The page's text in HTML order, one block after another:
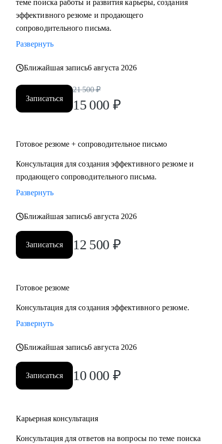
требований рынка.
• Подготовить резюме и сопроводительное письмо под
конкретную цель.
включая оценочные процедуры.
• Отработать самопрезентацию, сложные вопросы и
переговорную позицию.
коммерческим сектором: адаптировать позиционирование
Кому могу помочь
Руководителям и экспертам из отраслей и
• Промышленность и производство
• Нефтегаз и энергетика
• Строительство и девелопмент
• Товары повседневного спроса (FMCG) и дистрибуция
• Управление персоналом
• Юриспруденция и правовое сопровождение бизнеса
и принять собственное, выверенное решение.
теме поиска работы и развития карьеры, создания
эффективного резюме и продающего
сопроводительного письма.
Развернуть
Ближайшая запись6 августа 2026
Записаться
21 500 ₽
15 000 ₽
Готовое резюме + сопроводительное письмо
Консультация для создания эффективного резюме и
продающего сопроводительного письма.
Развернуть
Ближайшая запись6 августа 2026
Записаться 12 500 ₽
Готовое резюме
Консультация для создания эффективного резюме.
Развернуть
Ближайшая запись6 августа 2026
Записаться 10 000 ₽
Карьерная консультация
Консультация для ответов на вопросы по теме поиска